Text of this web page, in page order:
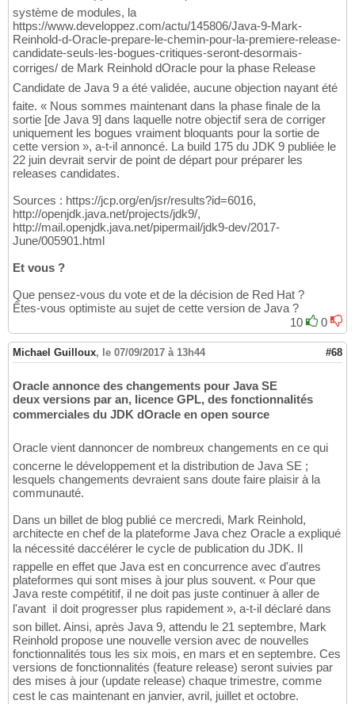
système de modules, la
https://www.developpez.com/actu/145806/Java-9-Mark-
Reinhold-d-Oracle-prepare-le-chemin-pour-la-premiere-release-
candidate-seuls-les-bogues-critiques-seront-desormais-
corriges/ de Mark Reinhold dOracle pour la phase Release
Candidate de Java 9 a été validée, aucune objection nayant été
faite. « Nous sommes maintenant dans la phase finale de la
sortie [de Java 9] dans laquelle notre objectif sera de corriger
uniquement les bogues vraiment bloquants pour la sortie de
cette version », a-t-il annoncé. La build 175 du JDK 9 publiée le
22 juin devrait servir de point de départ pour préparer les
releases candidates.
Sources : https://jcp.org/en/jsr/results?id=6016,
http://openjdk.java.net/projects/jdk9/,
http://mail.openjdk.java.net/pipermail/jdk9-dev/2017-
June/005901.html
Et vous ?
Que pensez-vous du vote et de la décision de Red Hat ?
Êtes-vous optimiste au sujet de cette version de Java ?
10
0
Michael Guilloux, le 07/09/2017 à 13h44 #68
Oracle annonce des changements pour Java SE
deux versions par an, licence GPL, des fonctionnalités
commerciales du JDK dOracle en open source
Oracle vient dannoncer de nombreux changements en ce qui
concerne le développement et la distribution de Java SE ;
lesquels changements devraient sans doute faire plaisir à la
communauté.
Dans un billet de blog publié ce mercredi, Mark Reinhold,
architecte en chef de la plateforme Java chez Oracle a expliqué
la nécessité daccélérer le cycle de publication du JDK. Il
rappelle en effet que Java est en concurrence avec d'autres
plateformes qui sont mises à jour plus souvent. « Pour que
Java reste compétitif, il ne doit pas juste continuer à aller de
l'avant  il doit progresser plus rapidement », a-t-il déclaré dans
son billet. Ainsi, après Java 9, attendu le 21 septembre, Mark
Reinhold propose une nouvelle version avec de nouvelles
fonctionnalités tous les six mois, en mars et en septembre. Ces
versions de fonctionnalités (feature release) seront suivies par
des mises à jour (update release) chaque trimestre, comme
cest le cas maintenant en janvier, avril, juillet et octobre.